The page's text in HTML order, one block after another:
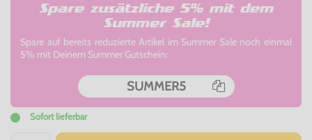
Spare zusätzliche 5% mit dem
Summer Sale!
Spare auf bereits reduzierte Artikel im Summer Sale noch einmal
5% mit Deinem Summer Gutschein:
SUMMER5
Sofort lieferbar